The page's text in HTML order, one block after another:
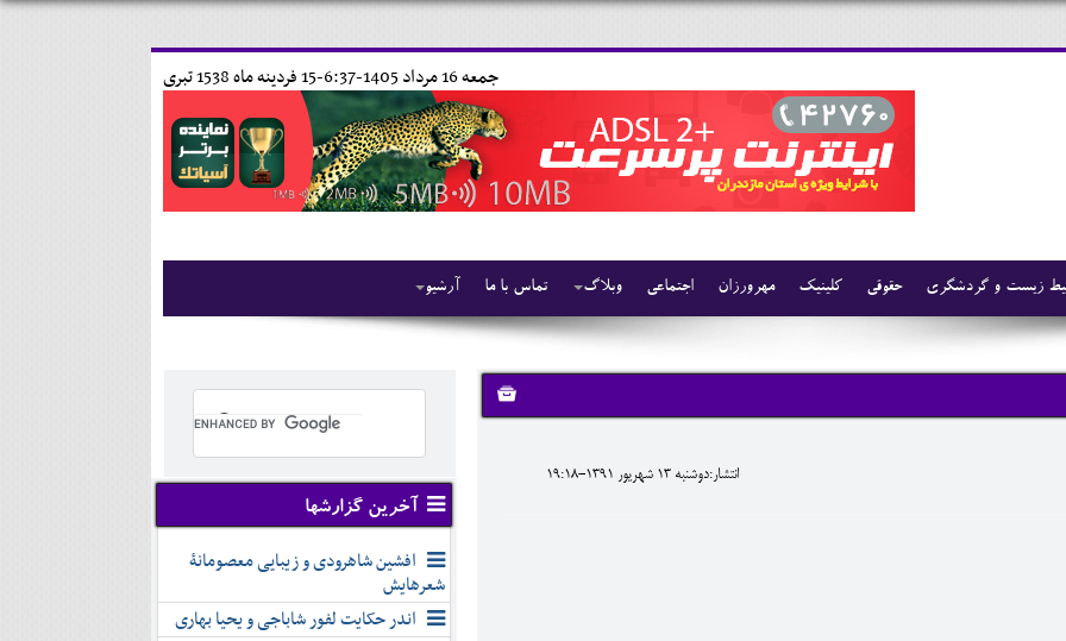
15 فردينه ماه 1538 تبری جمعه 16 مرداد 1405-6:37-
آرشیو تماس با ما وبلاگ اجتماعی مهرورزان کلینیک حقوقی زیست و گردشگری
انتشار:دوشنبه 13 شهريور 1391-19:18
آخرین گزارشها
افشین شاهرودی و زیبایی معصومانۀ
شعرهایش
اندر حکایت لفور شاباجی و یحیا بهاری